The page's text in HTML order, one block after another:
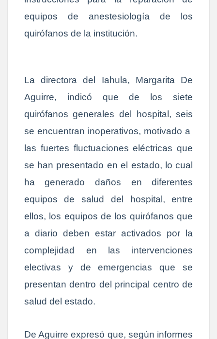
equipos de anestesiología de los
quirófanos de la institución.
La directora del Iahula, Margarita De
Aguirre, indicó que de los siete
quirófanos generales del hospital, seis
se encuentran inoperativos, motivado a
las fuertes fluctuaciones eléctricas que
se han presentado en el estado, lo cual
ha generado daños en diferentes
equipos de salud del hospital, entre
ellos, los equipos de los quirófanos que
a diario deben estar activados por la
complejidad en las intervenciones
electivas y de emergencias que se
presentan dentro del principal centro de
salud del estado.
De Aguirre expresó que, según informes